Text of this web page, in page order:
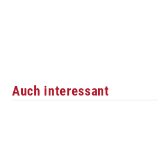
Auch interessant